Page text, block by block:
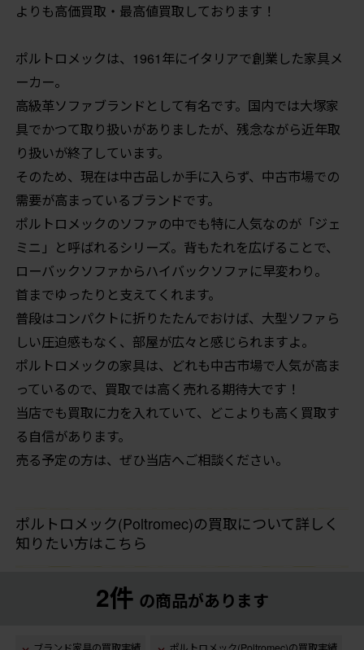
よりも高価買取・最高値買取しております！
ポルトロメックは、1961年にイタリアで創業した家具メ
ーカー。
高級革ソファブランドとして有名です。国内では大塚家
具でかつて取り扱いがありましたが、残念ながら近年取
り扱いが終了しています。
そのため、現在は中古品しか手に入らず、中古市場での
需要が高まっているブランドです。
ポルトロメックのソファの中でも特に人気なのが「ジェ
ミニ」と呼ばれるシリーズ。背もたれを広げることで、
ローバックソファからハイバックソファに早変わり。
首までゆったりと支えてくれます。
普段はコンパクトに折りたたんでおけば、大型ソファら
しい圧迫感もなく、部屋が広々と感じられますよ。
ポルトロメックの家具は、どれも中古市場で人気が高ま
っているので、買取では高く売れる期待大です！
当店でも買取に力を入れていて、どこよりも高く買取す
る自信があります。
売る予定の方は、ぜひ当店へご相談ください。
ポルトロメック(Poltromec)の買取について詳しく
知りたい方はこちら
2件 の商品があります